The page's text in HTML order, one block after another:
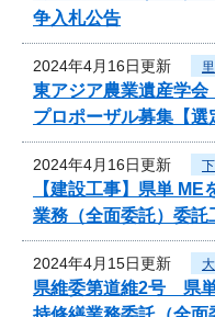
争入札公告
2024年4月16日更新
東アジア農業遺産学
プロポーザル募集【選
2024年4月16日更新
【建設工事】県単
業務（全面委託）委
2024年4月15日更新
県維委第道維2号 県